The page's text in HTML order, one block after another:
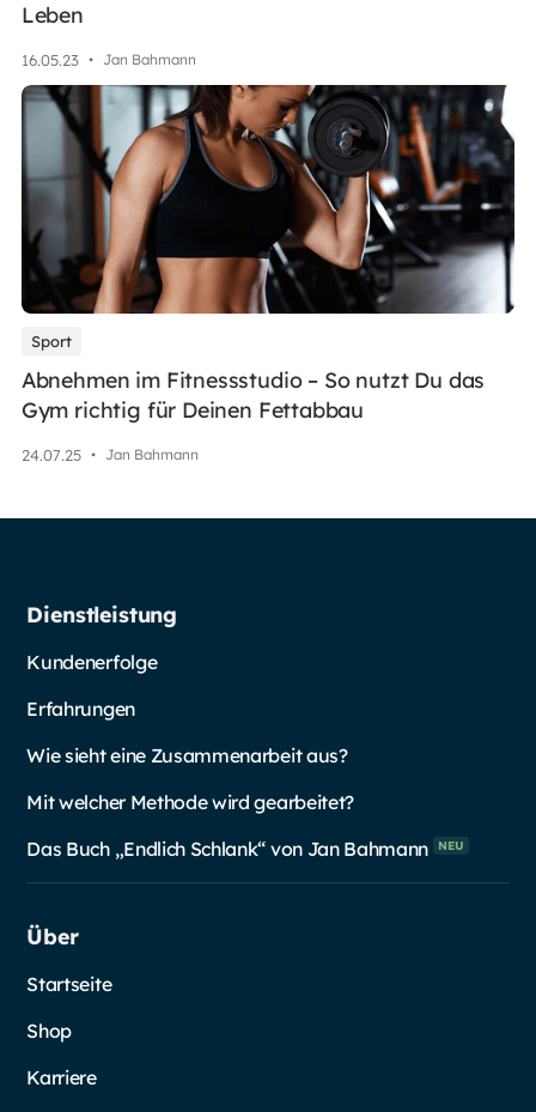
Leben
16.05.23 • Jan Bahmann
Sport
Abnehmen im Fitnessstudio – So nutzt Du das
Gym richtig für Deinen Fettabbau
24.07.25 • Jan Bahmann
Dienstleistung
Kundenerfolge
Erfahrungen
Wie sieht eine Zusammenarbeit aus?
Mit welcher Methode wird gearbeitet?
Das Buch „Endlich Schlank“ von Jan Bahmann NEU
Über
Startseite
Shop
Karriere